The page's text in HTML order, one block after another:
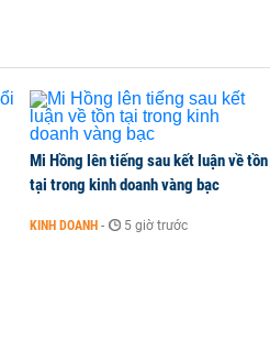
Mi Hồng lên tiếng sau kết luận về tồn
tại trong kinh doanh vàng bạc
KINH DOANH - 5 giờ trước